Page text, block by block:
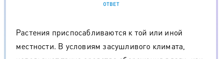
ОТВЕТ
Растения приспосабливаются к той или иной
местности. В условиям засушливого климата,